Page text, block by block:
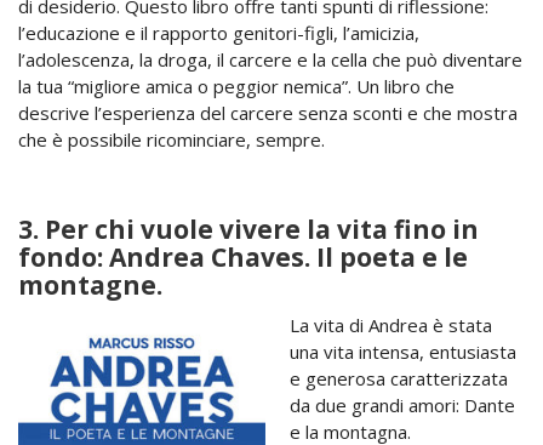
di desiderio. Questo libro offre tanti spunti di riflessione:
l’educazione e il rapporto genitori-figli, l’amicizia,
l’adolescenza, la droga, il carcere e la cella che può diventare
la tua “migliore amica o peggior nemica”. Un libro che
descrive l’esperienza del carcere senza sconti e che mostra
che è possibile ricominciare, sempre.
3. Per chi vuole vivere la vita fino in
fondo: Andrea Chaves. Il poeta e le
montagne.
La vita di Andrea è stata
una vita intensa, entusiasta
e generosa caratterizzata
da due grandi amori: Dante
e la montagna.